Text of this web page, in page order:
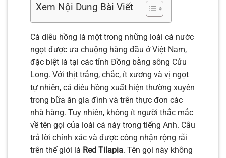
Xem Nội Dung Bài Viết
Cá diêu hồng là một trong những loài cá nước
ngọt được ưa chuộng hàng đầu ở Việt Nam,
đặc biệt là tại các tỉnh Đồng bằng sông Cửu
Long. Với thịt trắng, chắc, ít xương và vị ngọt
tự nhiên, cá diêu hồng xuất hiện thường xuyên
trong bữa ăn gia đình và trên thực đơn các
nhà hàng. Tuy nhiên, không ít người thắc mắc
về tên gọi của loài cá này trong tiếng Anh. Câu
trả lời chính xác và được công nhận rộng rãi
trên thế giới là Red Tilapia. Tên gọi này không